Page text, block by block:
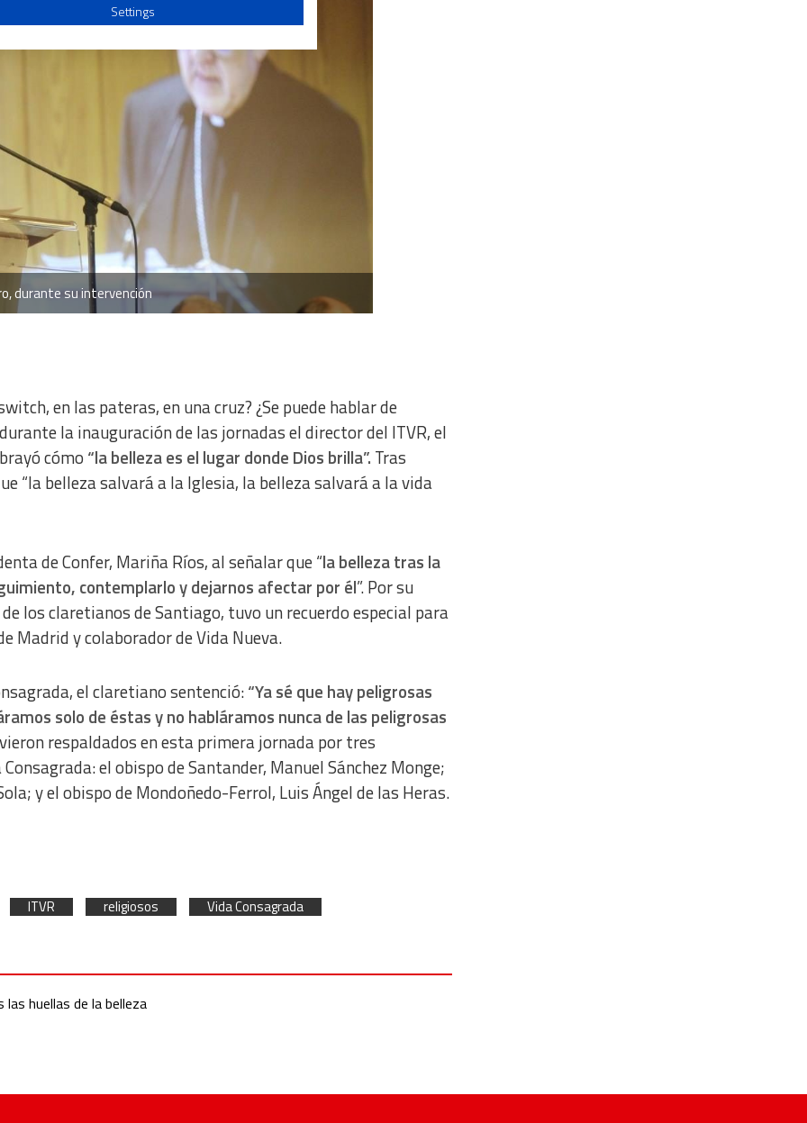
durante su intervención
en las pateras, en una cruz? ¿Se puede hablar de
la inauguración de las jornadas el director del ITVR, el
cómo “la belleza es el lugar donde Dios brilla”. Tras
“la belleza salvará a la Iglesia, la belleza salvará a la vida
de Confer, Mariña Ríos, al señalar que “la belleza tras la
contemplarlo y dejarnos afectar por él”. Por su
los claretianos de Santiago, tuvo un recuerdo especial para
Madrid y colaborador de Vida Nueva.
el claretiano sentenció:“Ya sé que hay peligrosas
solo de éstas y no habláramos nunca de las peligrosas
respaldados en esta primera jornada por tres
el obispo de Santander, Manuel Sánchez Monge;
y el obispo de Mondoñedo-Ferrol, Luis Ángel de las Heras.
ITVR religiosos Vida Consagrada
las huellas de la belleza
from different sources
Settings